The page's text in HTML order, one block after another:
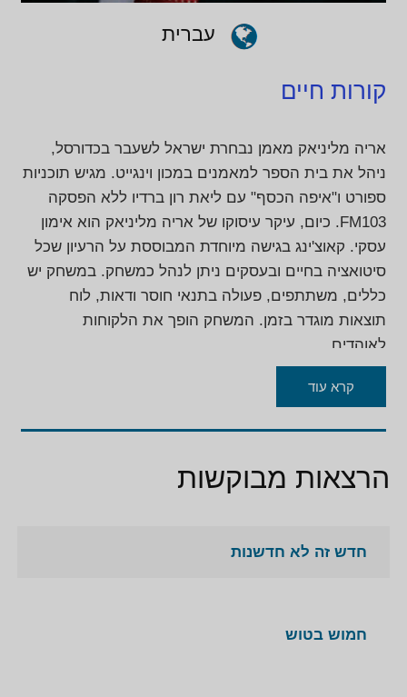
עברית
קורות חיים
אריה מליניאק מאמן נבחרת ישראל לשעבר בכדורסל,
ניהל את בית הספר למאמנים במכון וינגייט. מגיש תוכניות
ספורט ו"איפה הכסף" עם ליאת רון ברדיו ללא הפסקה
FM103. כיום, עיקר עיסוקו של אריה מליניאק הוא אימון
עסקי. קאוצ'ינג בגישה מיוחדת המבוססת על הרעיון שכל
סיטואציה בחיים ובעסקים ניתן לנהל כמשחק. במשחק יש
כללים, משתתפים, פעולה בתנאי חוסר ודאות, לוח
תוצאות מוגדר בזמן. המשחק הופך את הלקוחות
לאוהדים.
קרא עוד
הרצאות מבוקשות
חדש זה לא חדשנות
חמוש בטוש